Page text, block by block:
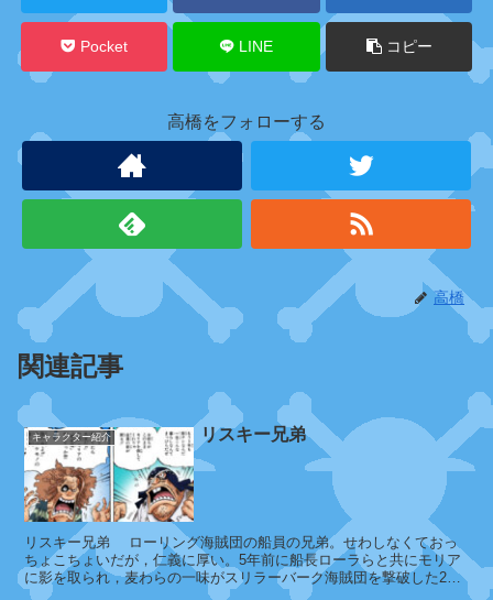
ー
セ
わ
デ
マ
・
ラ
ッ
Pocket LINE コピー
高橋をフォローする
高橋
関連記事
キャラクター紹介 リスキー兄弟
リスキー兄弟 ローリング海賊団の船員の兄弟。せわしなくておっ
ちょこちょいだが，仁義に厚い。5年前に船長ローラらと共にモリア
に影を取られ，麦わらの一味がスリラーバーク海賊団を撃破した2年
前までの3年間は，太陽の日に当...